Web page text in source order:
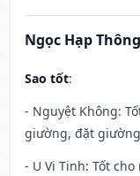
Ngọc Hạp
Sao tốt:
- Nguyệt Không:
giường, đặt
- U Vi Tinh: Tốt cho